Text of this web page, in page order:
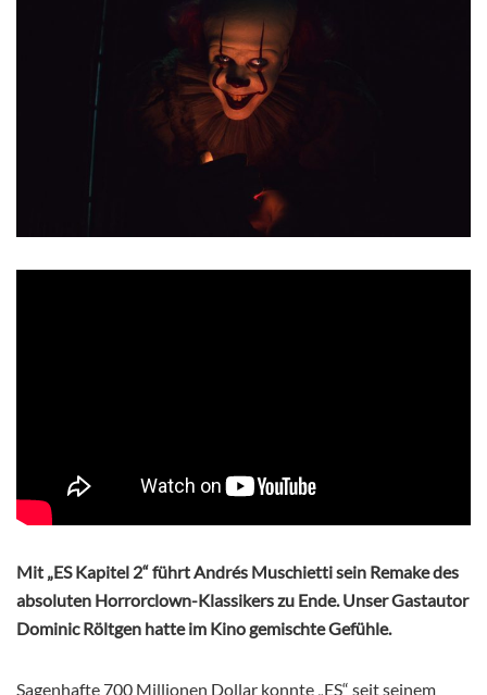
Mit „ES Kapitel 2“ führt Andrés Muschietti sein Remake des
absoluten Horrorclown-Klassikers zu Ende. Unser Gastautor
Dominic Röltgen hatte im Kino gemischte Gefühle.
Sagenhafte 700 Millionen Dollar konnte „ES“ seit seinem